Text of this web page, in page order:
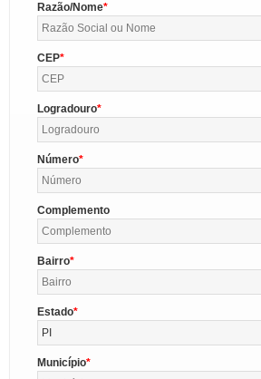
Razão/Nome
CEP
Logradouro
Número
Complemento
Bairro
Estado
PI
Município